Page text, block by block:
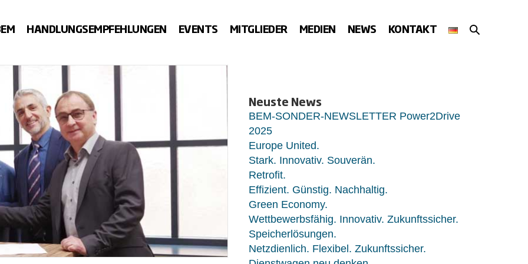
HANDLUNGSEMPFEHLUNGEN EVENTS MITGLIEDER MEDIEN NEWS KONTAKT
SUCHE-
Neuste News
BEM-SONDER-NEWSLETTER Power2Drive
2025
Europe United.
Stark. Innovativ. Souverän.
Retrofit.
Effizient. Günstig. Nachhaltig.
Green Economy.
Wettbewerbsfähig. Innovativ. Zukunftssicher.
Speicherlösungen.
Netzdienlich. Flexibel. Zukunftssicher.